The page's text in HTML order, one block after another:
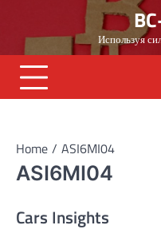
content
Используя
Home ASI6MI04
ASI6MI04
Cars Insights